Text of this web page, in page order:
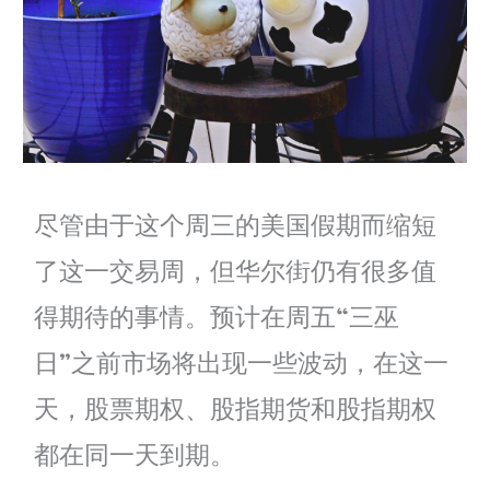
尽管由于这个周三的美国假期而缩短
了这一交易周，但华尔街仍有很多值
得期待的事情。预计在周五“三巫
日”之前市场将出现一些波动，在这一
天，股票期权、股指期货和股指期权
都在同一天到期。